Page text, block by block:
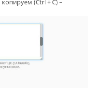
(Ctrl + C) –